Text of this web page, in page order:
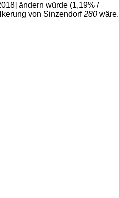
ändern würde (1,19% /
von Sinzendorf280 wäre.